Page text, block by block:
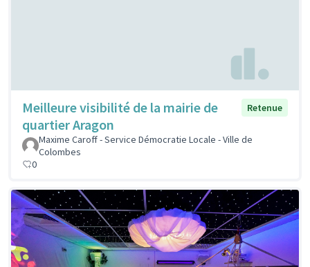
Meilleure visibilité de la mairie de
quartier Aragon
Retenue
Maxime Caroff - Service Démocratie Locale - Ville de
Colombes
0